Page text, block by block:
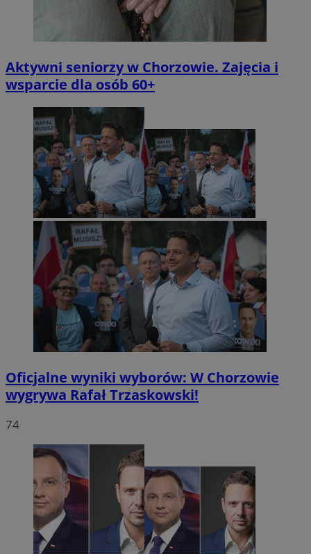
Aktywni seniorzy w Chorzowie. Zajęcia i
wsparcie dla osób 60+
Oficjalne wyniki wyborów: W Chorzowie
wygrywa Rafał Trzaskowski!
74